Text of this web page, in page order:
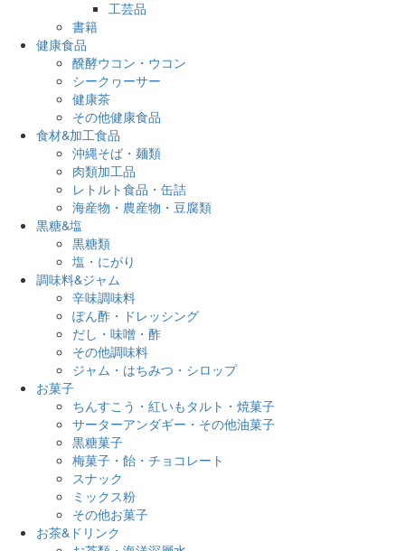
工芸品
書籍
健康食品
醗酵ウコン・ウコン
シークヮーサー
健康茶
その他健康食品
食材&加工食品
沖縄そば・麺類
肉類加工品
レトルト食品・缶詰
海産物・農産物・豆腐類
黒糖&塩
黒糖類
塩・にがり
調味料&ジャム
辛味調味料
ぽん酢・ドレッシング
だし・味噌・酢
その他調味料
ジャム・はちみつ・シロップ
お菓子
ちんすこう・紅いもタルト・焼菓子
サーターアンダギー・その他油菓子
黒糖菓子
梅菓子・飴・チョコレート
スナック
ミックス粉
その他お菓子
お茶&ドリンク